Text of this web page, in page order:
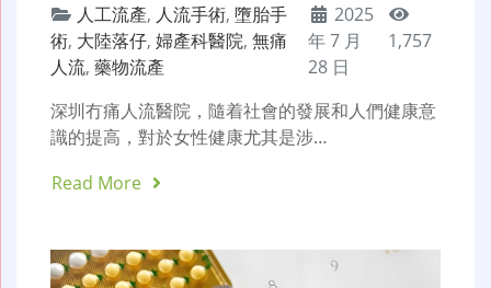
人工流產, 人流手術, 墮胎手
術, 大陸落仔, 婦產科醫院, 無痛
人流, 藥物流產
2025
年 7 月
28 日
1,757
深圳冇痛人流醫院，隨着社會的發展和人們健康意
識的提高，對於女性健康尤其是涉…
Read More